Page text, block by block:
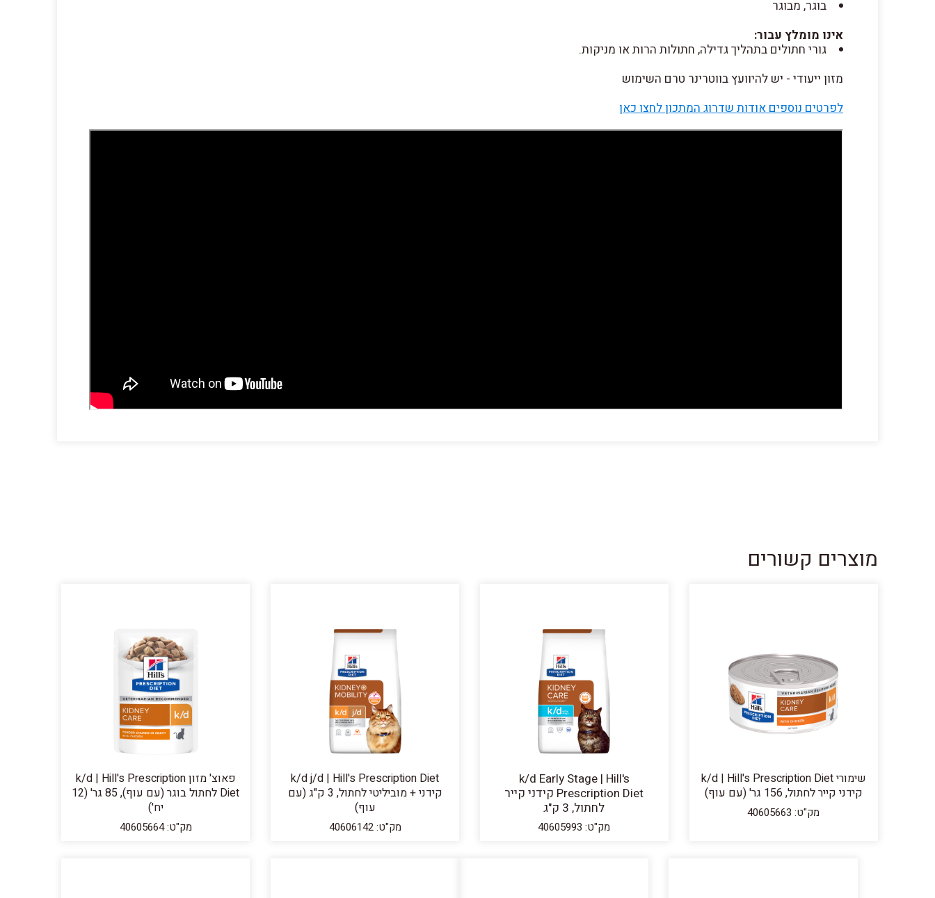
בוגר, מבוגר
אינו מומלץ עבור:
גורי חתולים בתהליך גדילה, חתולות הרות או מניקות.
מזון ייעודי - יש להיוועץ בווטרינר טרם השימוש
לפרטים נוספים אודות שדרוג המתכון לחצו כאן
מוצרים קשורים
שימורי k/d | Hill's Prescription Diet
קידני קייר לחתול, 156 גר' (עם עוף)
מק"ט: 40605663
k/d Early Stage | Hill's
Prescription Diet קידני קייר
לחתול, 3 ק"ג
מק"ט: 40605993
k/d j/d | Hill's Prescription Diet
קידני + מוביליטי לחתול, 3 ק"ג (עם
עוף)
מק"ט: 40606142
פאוצ' מזון k/d | Hill's Prescription
Diet לחתול בוגר (עם עוף), 85 גר' (12
יח')
מק"ט: 40605664